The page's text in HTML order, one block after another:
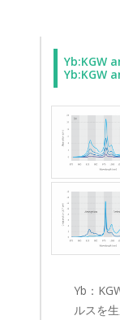
Yb:KGW
Yb:KGW
Yb：
ルスを